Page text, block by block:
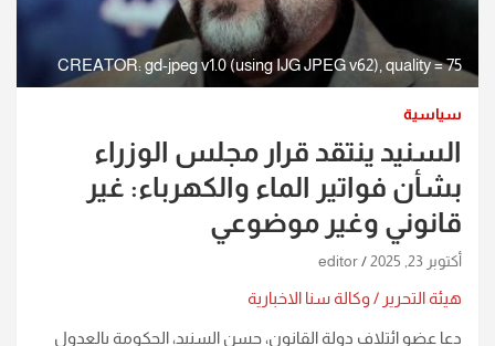
CREATOR: gd-jpeg v1.0 (using IJG JPEG v62), quality = 75
سياسية
السنيد ينتقد قرار مجلس الوزراء
بشأن فواتير الماء والكهرباء: غير
قانوني وغير موضوعي
أكتوبر 23, 2025 editor
هيئة التحرير / وكالة سنا الاخبارية
دعا عضو ائتلاف دولة القانون، حسن السنيد، الحكومة بالعدول